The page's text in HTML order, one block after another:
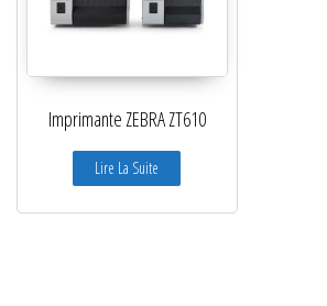
Imprimante ZEBRA ZT610
Lire La Suite